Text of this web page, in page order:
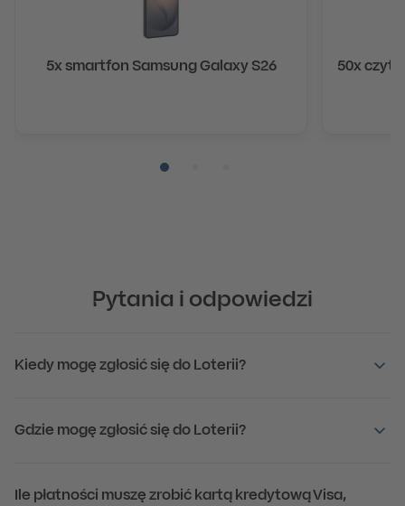
5x smartfon Samsung Galaxy S26 50x
Pytania i odpowiedzi
Kiedy mogę zgłosić się do Loterii?
Gdzie mogę zgłosić się do Loterii?
Ile płatności muszę zrobić kartą kredytową Visa,